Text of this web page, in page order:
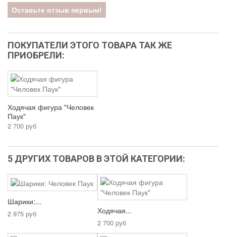
Оставьте отзыв первым!
ПОКУПАТЕЛИ ЭТОГО ТОВАРА ТАК ЖЕ
ПРИОБРЕЛИ:
Ходячая фигура "Человек
Паук"
2 700 руб
5 ДРУГИХ ТОВАРОВ В ЭТОЙ КАТЕГОРИИ:
Шарики:...
2 975 руб Ходячая...
2 700 руб